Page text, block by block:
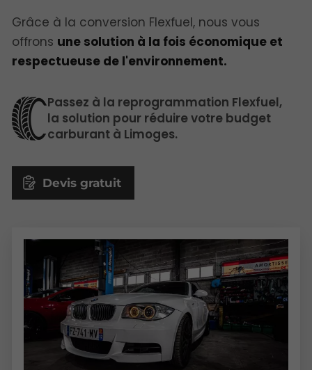
Grâce à la conversion Flexfuel, nous vous
offrons une solution à la fois économique et
respectueuse de l'environnement.
Passez à la reprogrammation Flexfuel,
la solution pour réduire votre budget
carburant à Limoges.
Devis gratuit